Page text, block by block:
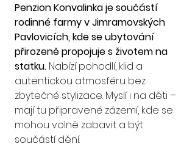
Penzion Konvalinka je součástí
rodinné farmy v Jimramovských
Pavlovicích, kde se ubytování
přirozeně propojuje s životem na
statku. Nabízí pohodlí, klid a
autentickou atmosféru bez
zbytečné stylizace. Myslí i na děti –
mají tu připravené zázemí, kde se
mohou volně zabavit a být
součástí dění.